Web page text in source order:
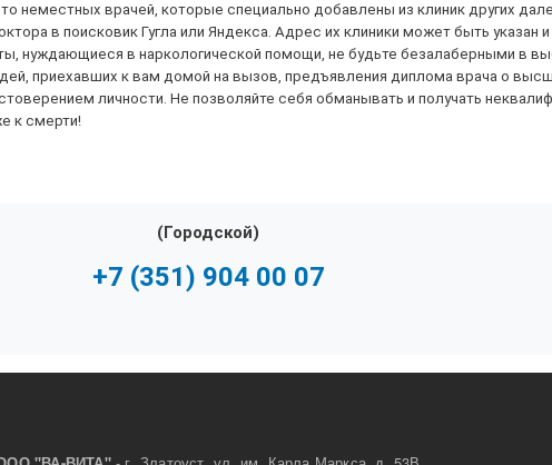
неместных врачей, которые специально добавлены из клиник других
в поисковик Гугла или Яндекса. Адрес их клиники может быть указан
нуждающиеся в наркологической помощи, не будьте безалаберными в
приехавших к вам домой на вызов, предъявления диплома врача о
личности. Не позволяйте себя обманывать и получать
к смерти!
(Городской)
+7 (351) 904 00 07